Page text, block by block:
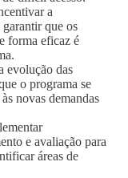
a
que os
forma eficaz é
evolução das
o programa se
novas demandas
e avaliação para
áreas de